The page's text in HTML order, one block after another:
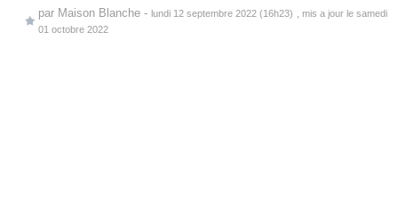
par Maison Blanche - lundi 12 septembre 2022 (16h23)
, mis a jour le samedi
01 octobre 2022